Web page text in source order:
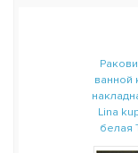
ванной
Lina
белая